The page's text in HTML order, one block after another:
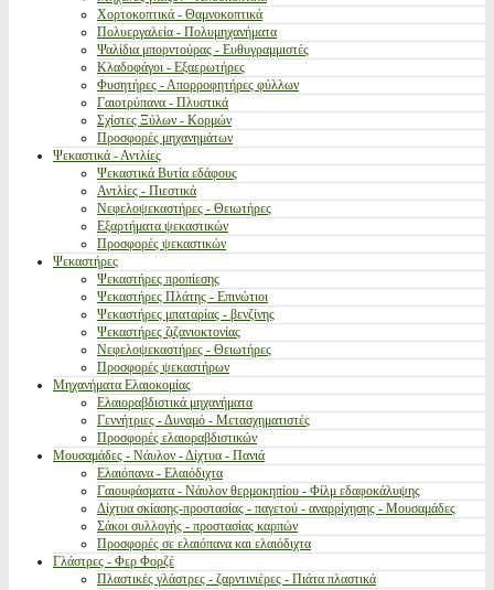
Χορτοκοπτικά - Θαμνοκοπτικά
Πολυεργαλεία - Πολυμηχανήματα
Ψαλίδια μπορντούρας - Ευθυγραμμιστές
Κλαδοφάγοι - Εξαερωτήρες
Φυσητήρες - Απορροφητήρες φύλλων
Γαιοτρύπανα - Πλυστικά
Σχίστες Ξύλων - Κορμών
Προσφορές μηχανημάτων
Ψεκαστικά - Αντλίες
Ψεκαστικά Βυτία εδάφους
Αντλίες - Πιεστικά
Νεφελοψεκαστήρες - Θειωτήρες
Εξαρτήματα ψεκαστικών
Προσφορές ψεκαστικών
Ψεκαστήρες
Ψεκαστήρες προπίεσης
Ψεκαστήρες Πλάτης - Επινώτιοι
Ψεκαστήρες μπαταρίας - βενζίνης
Ψεκαστήρες ζιζανιοκτονίας
Νεφελοψεκαστήρες - Θειωτήρες
Προσφορές ψεκαστήρων
Μηχανήματα Ελαιοκομίας
Ελαιοραβδιστικά μηχανήματα
Γεννήτριες - Δυναμό - Μετασχηματιστές
Προσφορές ελαιοραβδιστικών
Μουσαμάδες - Νάυλον - Δίχτυα - Πανιά
Ελαιόπανα - Ελαιόδιχτα
Γαιουφάσματα - Νάυλον θερμοκηπίου - Φίλμ εδαφοκάλυψης
Δίχτυα σκίασης-προστασίας - παγετού - αναρρίχησης - Μουσαμάδες
Σάκοι συλλογής - προστασίας καρπών
Προσφορές σε ελαιόπανα και ελαιόδιχτα
Γλάστρες - Φερ Φορζέ
Πλαστικές γλάστρες - ζαρντινιέρες - Πιάτα πλαστικά